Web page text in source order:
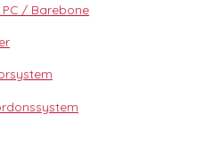
/ Barebone